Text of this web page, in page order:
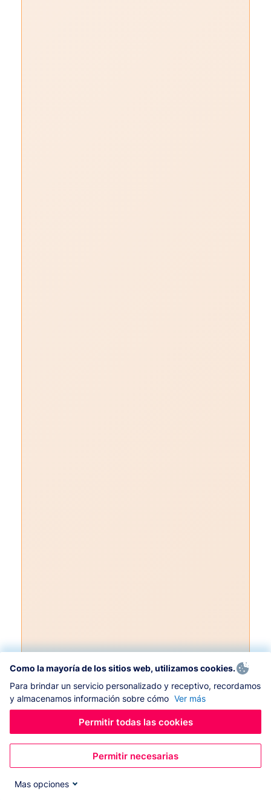
Como la mayoría de los sitios web, utilizamos cookies.
Para brindar un servicio personalizado y receptivo, recordamos
y almacenamos información sobre cómo Ver más
Permitir todas las cookies
Permitir necesarias
Mas opciones